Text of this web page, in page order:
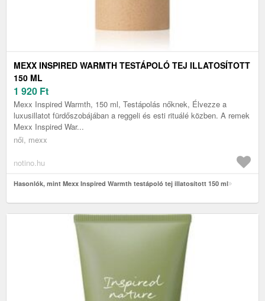
MEXX INSPIRED WARMTH TESTÁPOLÓ TEJ ILLATOSÍTOTT
150 ML
1 920 Ft
Mexx Inspired Warmth, 150 ml, Testápolás nőknek, Élvezze a
luxusillatot fürdőszobájában a reggeli és esti rituálé közben. A remek
Mexx Inspired War...
női, mexx
notino.hu
Hasonlók, mint Mexx Inspired Warmth testápoló tej illatosított 150 ml